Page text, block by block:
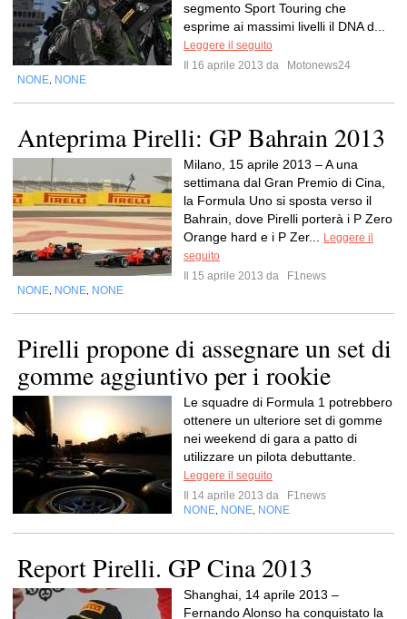
segmento Sport Touring che
esprime ai massimi livelli il DNA d...
Leggere il seguito
Il 16 aprile 2013 da
Motonews24
NONE NONE
Anteprima Pirelli: GP Bahrain 2013
Milano, 15 aprile 2013 – A una
settimana dal Gran Premio di Cina,
la Formula Uno si sposta verso il
Bahrain, dove Pirelli porterà i P Zero
Orange hard e i P Zer...
Leggere il
seguito
Il 15 aprile 2013 da
F1news
NONE NONE NONE
Pirelli propone di assegnare un set di
gomme aggiuntivo per i rookie
Le squadre di Formula 1 potrebbero
ottenere un ulteriore set di gomme
nei weekend di gara a patto di
utilizzare un pilota debuttante.
Leggere il seguito
Il 14 aprile 2013 da
F1news
NONE NONE NONE
Report Pirelli. GP Cina 2013
Shanghai, 14 aprile 2013 –
Fernando Alonso ha conquistato la